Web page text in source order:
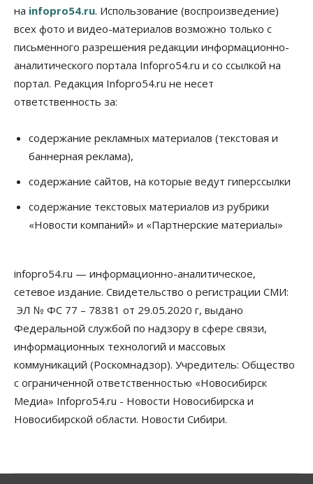
07 Августа 2026, 13:00
Власть
Школы, библиотеки, пешеходные тротуары:
депутаты Госдумы контролируют работы на
социальных объектах
07 Августа 2026, 12:35
на выходных
07 Августа 2026, 12:00
Общество
повысить свою пенсию
07 Августа 2026, 11:30
школах Новосибирской области введут
инициативное бюджетирование
07 Августа 2026, 11:00
Общество Право&Порядок
В Новосибирске руководителя отдела полиции
заключили под стражу
07 Августа 2026, 10:15
Общество
Недели жары повлияли на урожай в
Новосибирской области, но режима ЧС не будет
на infopro54.ru. Использование (воспроизведение)
всех фото и видео-материалов возможно только с
письменного разрешения редакции информационно-
аналитического портала Infopro54.ru и со ссылкой на
портал. Редакция Infopro54.ru не несет
ответственность за:
содержание рекламных материалов (текстовая и
баннерная реклама),
содержание сайтов, на которые ведут гиперссылки
содержание текстовых материалов из рубрики
«Новости компаний» и «Партнерские материалы»
infopro54.ru — информационно-аналитическое,
сетевое издание. Свидетельство о регистрации СМИ:
ЭЛ № ФС 77 – 78381 от 29.05.2020 г, выдано
Федеральной службой по надзору в сфере связи,
информационных технологий и массовых
коммуникаций (Роскомнадзор). Учредитель: Общество
с ограниченной ответственностью «Новосибирск
Медиа» Infopro54.ru - Новости Новосибирска и
Новосибирской области. Новости Сибири.